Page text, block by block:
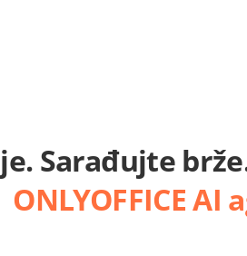
Sarađujte
ONLYOFFICE AI